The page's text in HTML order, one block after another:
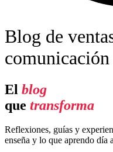
Blog de
comunicación
El blog
que transforma
Reflexiones, guías y
enseña y lo que aprendo día